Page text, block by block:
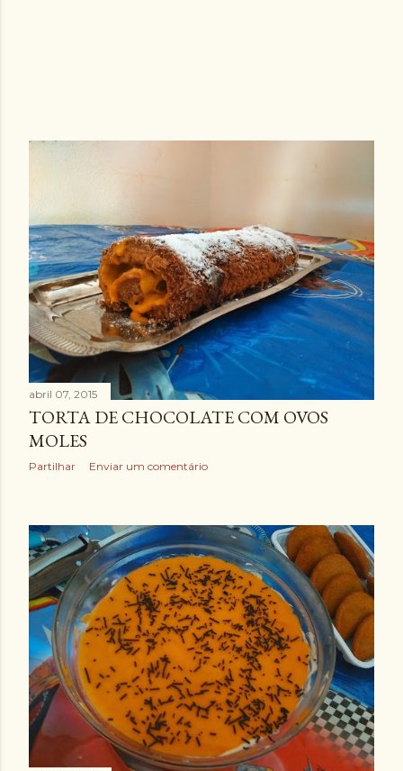
abril 07, 2015
TORTA DE CHOCOLATE COM OVOS
MOLES
Partilhar Enviar um comentário